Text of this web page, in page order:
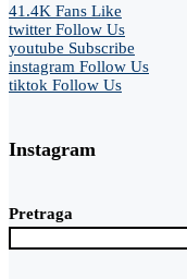
41.4K Fans Like
twitter Follow Us
youtube Subscribe
instagram Follow Us
tiktok Follow Us
Instagram
Pretraga